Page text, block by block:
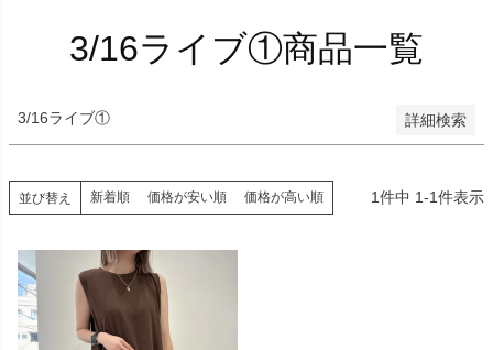
3/16ライブ①商品一覧
3/16ライブ① 詳細検索
検索
並び替え 新着順 価格が安い順 価格が高い順 1件中 1-1件表示